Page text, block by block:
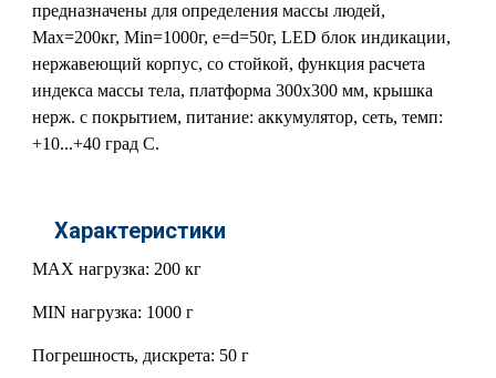
предназначены для определения массы людей,
Мах=200кг, Min=1000г, e=d=50г, LED блок индикации,
нержавеющий корпус, со стойкой, функция расчета
индекса массы тела, платформа 300х300 мм, крышка
нерж. с покрытием, питание: аккумулятор, сеть, темп:
+10...+40 град С.
Характеристики
MAX нагрузка: 200 кг
MIN нагрузка: 1000 г
Погрешность, дискрета: 50 г